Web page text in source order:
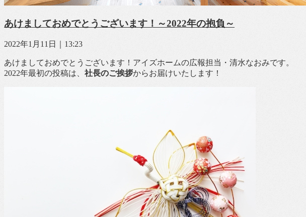
あけましておめでとうございます！～2022年の抱負～
2022年1月11日｜13:23
あけましておめでとうございます！アイズホームの広報担当・清水なおみです。
2022年最初の投稿は、 社長のご挨拶からお届けいたします！